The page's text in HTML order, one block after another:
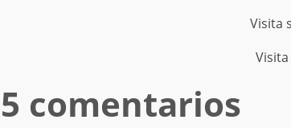
Visita
5 comentarios